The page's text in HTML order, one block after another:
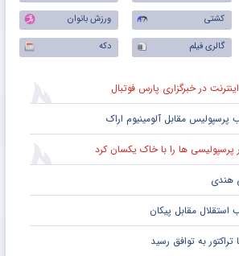
کشتی
ورزش بانوان
گالری فیلم دکه
در خبرگزاری پارس فوتبال
پرسپولیس‌ مقابل آلومینیوم اراک
پرسپولیسی ها را با خاک یکسان کرد
هندی
استقلال مقابل پیکان
تراکتور به توافق رسید